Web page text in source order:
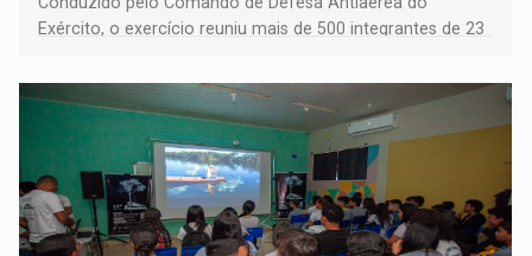
Exército, o exercício reuniu mais de 500 integrantes de 23